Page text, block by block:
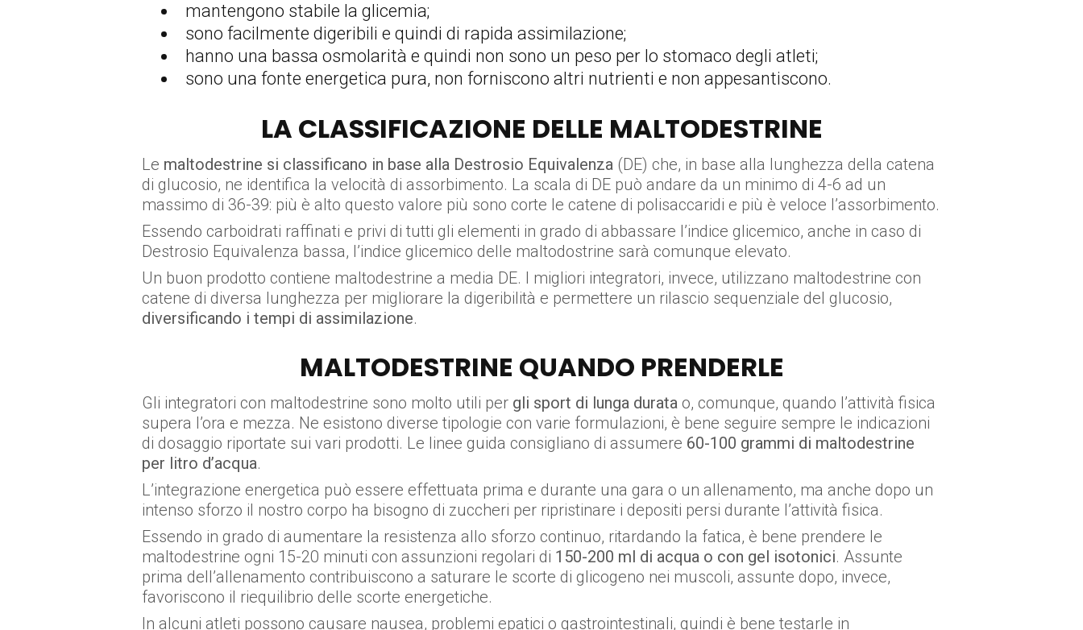
mantengono stabile la glicemia;
sono facilmente digeribili e quindi di rapida assimilazione;
hanno una bassa osmolarità e quindi non sono un peso per lo stomaco degli atleti;
sono una fonte energetica pura, non forniscono altri nutrienti e non appesantiscono.
LA CLASSIFICAZIONE DELLE MALTODESTRINE
Le maltodestrine si classificano in base alla Destrosio Equivalenza (DE) che, in base alla lunghezza della catena
di glucosio, ne identifica la velocità di assorbimento. La scala di DE può andare da un minimo di 4-6 ad un
massimo di 36-39: più è alto questo valore più sono corte le catene di polisaccaridi e più è veloce l’assorbimento.
Essendo carboidrati raffinati e privi di tutti gli elementi in grado di abbassare l’indice glicemico, anche in caso di
Destrosio Equivalenza bassa, l’indice glicemico delle maltodostrine sarà comunque elevato.
Un buon prodotto contiene maltodestrine a media DE. I migliori integratori, invece, utilizzano maltodestrine con
catene di diversa lunghezza per migliorare la digeribilità e permettere un rilascio sequenziale del glucosio,
diversificando i tempi di assimilazione.
MALTODESTRINE QUANDO PRENDERLE
Gli integratori con maltodestrine sono molto utili per gli sport di lunga durata o, comunque, quando l’attività fisica
supera l’ora e mezza. Ne esistono diverse tipologie con varie formulazioni, è bene seguire sempre le indicazioni
di dosaggio riportate sui vari prodotti. Le linee guida consigliano di assumere 60-100 grammi di maltodestrine
per litro d’acqua.
L’integrazione energetica può essere effettuata prima e durante una gara o un allenamento, ma anche dopo un
intenso sforzo il nostro corpo ha bisogno di zuccheri per ripristinare i depositi persi durante l’attività fisica.
Essendo in grado di aumentare la resistenza allo sforzo continuo, ritardando la fatica, è bene prendere le
maltodestrine ogni 15-20 minuti con assunzioni regolari di 150-200 ml di acqua o con gel isotonici. Assunte
prima dell’allenamento contribuiscono a saturare le scorte di glicogeno nei muscoli, assunte dopo, invece,
favoriscono il riequilibrio delle scorte energetiche.
In alcuni atleti possono causare nausea, problemi epatici o gastrointestinali, quindi è bene testarle in